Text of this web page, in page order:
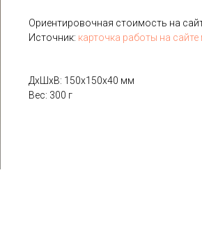
Ориентировочная стоимость на
Источник: карточка работы на сайте
ДxШxВ: 150x150x40 мм
Вес: 300 г